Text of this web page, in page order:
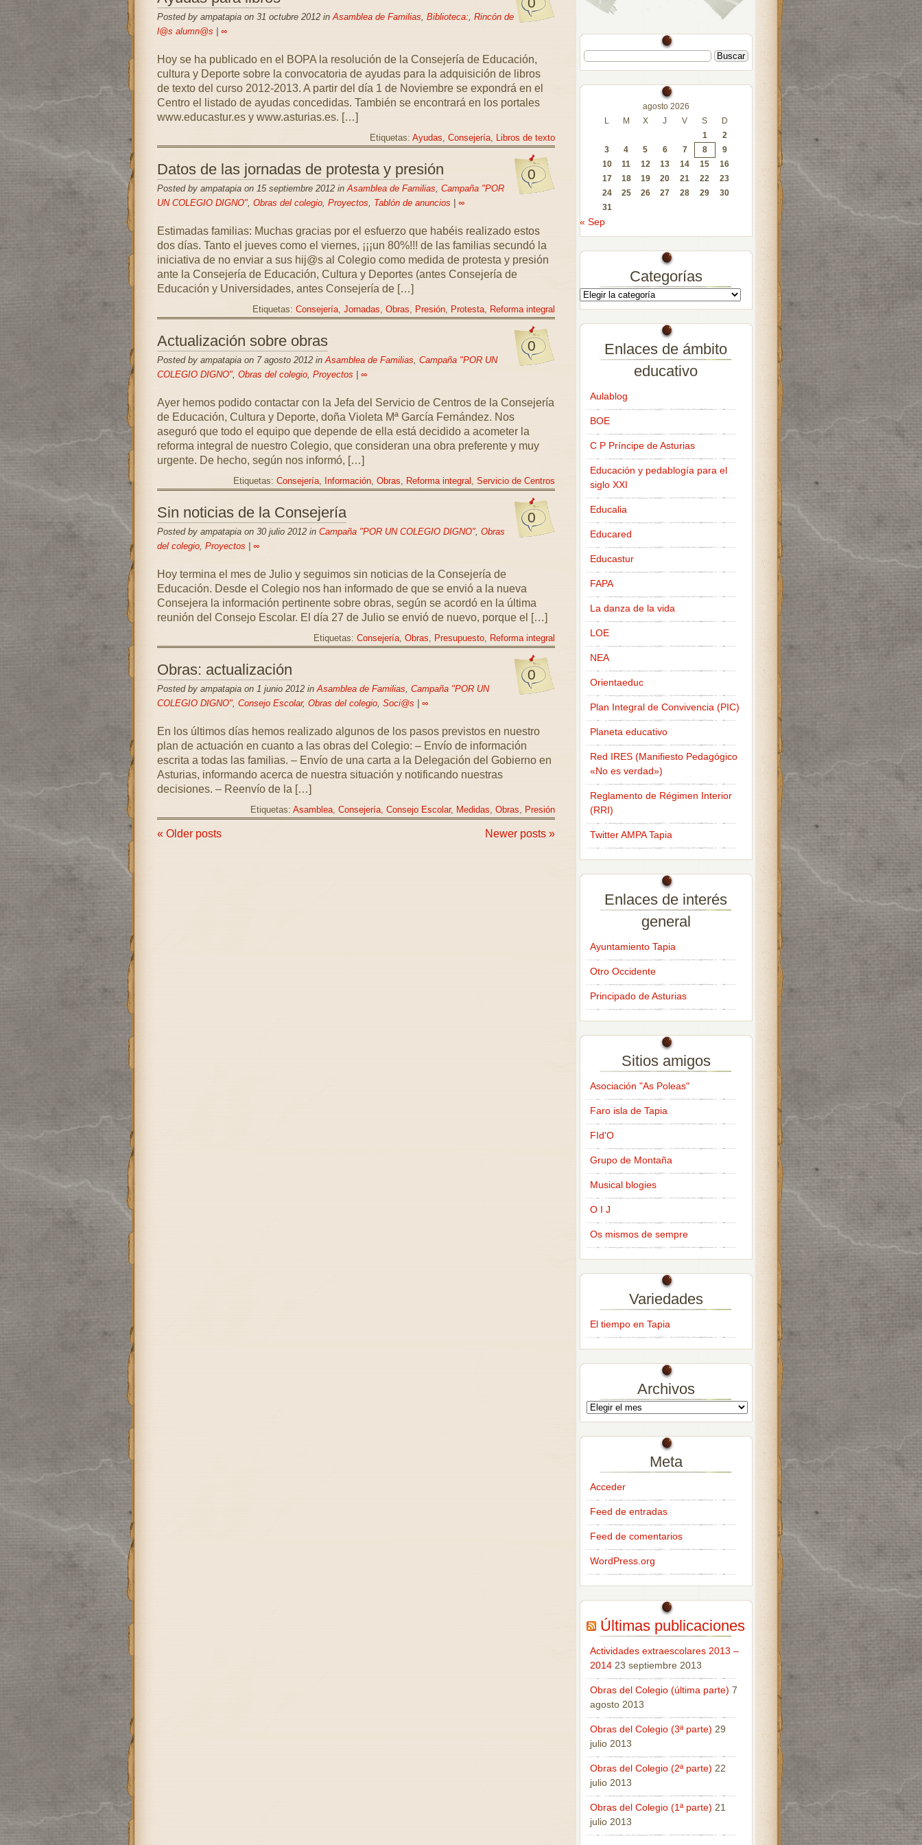
Posted by ampatapia on 31 octubre 2012 inAsamblea de Familias, Biblioteca:, Rincón de
l@s alumn@s
∞
Hoy se ha publicado en el BOPA la resolución de la Consejería de Educación,
cultura y Deporte sobre la convocatoria de ayudas para la adquisición de libros
de texto del curso 2012-2013. A partir del día 1 de Noviembre se expondrá en el
Centro el listado de ayudas concedidas. También se encontrará en los portales
www.educastur.es y www.asturias.es. […]
Etiquetas: Ayudas, Consejería, Libros de texto
0
Datos de las jornadas de protesta y presión
Posted by ampatapia on 15 septiembre 2012 inAsamblea de Familias, Campaña "POR
UN COLEGIO DIGNO", Obras del colegio, Proyectos, Tablón de anuncios ∞
Estimadas familias: Muchas gracias por el esfuerzo que habéis realizado estos
dos días. Tanto el jueves como el viernes, ¡¡¡un 80%!!! de las familias secundó la
iniciativa de no enviar a sus hij@s al Colegio como medida de protesta y presión
ante la Consejería de Educación, Cultura y Deportes (antes Consejería de
Educación y Universidades, antes Consejería de […]
Etiquetas: Consejería, Jornadas, Obras, Presión, Protesta, Reforma integral
0
Actualización sobre obras
Posted by ampatapia on 7 agosto 2012 inAsamblea de Familias, Campaña "POR UN
COLEGIO DIGNO", Obras del colegio, Proyectos ∞
Ayer hemos podido contactar con la Jefa del Servicio de Centros de la Consejería
de Educación, Cultura y Deporte, doña Violeta Mª García Fernández. Nos
aseguró que todo el equipo que depende de ella está decidido a acometer la
reforma integral de nuestro Colegio, que consideran una obra preferente y muy
urgente. De hecho, según nos informó, […]
Etiquetas: Consejería, Información, Obras, Reforma integral , Servicio de Centros
0
Sin noticias de la Consejería
Posted by ampatapia on 30 julio 2012 in Campaña "POR UN COLEGIO DIGNO", Obras
del colegio, Proyectos ∞
Hoy termina el mes de Julio y seguimos sin noticias de la Consejería de
Educación. Desde el Colegio nos han informado de que se envió a la nueva
Consejera la información pertinente sobre obras, según se acordó en la última
reunión del Consejo Escolar. El día 27 de Julio se envió de nuevo, porque el […]
Etiquetas: Consejería, Obras, Presupuesto, Reforma integral
0
Obras: actualización
Posted by ampatapia on 1 junio 2012 inAsamblea de Familias, Campaña "POR UN
COLEGIO DIGNO", Consejo Escolar, Obras del colegio, Soci@s ∞
En los últimos días hemos realizado algunos de los pasos previstos en nuestro
plan de actuación en cuanto a las obras del Colegio: – Envío de información
escrita a todas las familias. – Envío de una carta a la Delegación del Gobierno en
Asturias, informando acerca de nuestra situación y notificando nuestras
decisiones. – Reenvío de la […]
Etiquetas: Asamblea, Consejería, Consejo Escolar, Medidas, Obras, Presión
« Older posts Newer posts »
agosto 2026
L
M X J V S
D
1
2
3
4 5 6 7 8
9
10
11 12 13 14 15
16
17
18 19 20 21 22
23
24
25 26 27 28 29
30
31
« Sep
Categorías
Enlaces de ámbito
educativo
Aulablog
BOE
C P Príncipe de Asturias
Educación y pedablogía para el
siglo XXI
Educalia
Educared
Educastur
FAPA
La danza de la vida
LOE
NEA
Orientaeduc
Plan Integral de Convivencia (PIC)
Planeta educativo
Red IRES (Manifiesto Pedagógico
«No es verdad»)
Reglamento de Régimen Interior
(RRI)
Twitter AMPA Tapia
Enlaces de interés
general
Ayuntamiento Tapia
Otro Occidente
Principado de Asturias
Sitios amigos
Asociación "As Poleas"
Faro isla de Tapia
FId'O
Grupo de Montaña
Musical blogies
O I J
Os mismos de sempre
Variedades
El tiempo en Tapia
Archivos
Meta
Acceder
Feed de entradas
Feed de comentarios
WordPress.org
Últimas publicaciones
Actividades extraescolares 2013 –
2014 23 septiembre 2013
Obras del Colegio (última parte) 7
agosto 2013
Obras del Colegio (3ª parte) 29
julio 2013
Obras del Colegio (2ª parte) 22
julio 2013
Obras del Colegio (1ª parte) 21
julio 2013